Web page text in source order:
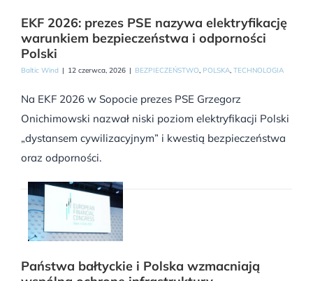
EKF 2026: prezes PSE nazywa elektryfikację
warunkiem bezpieczeństwa i odporności
Polski
Baltic Wind | 12 czerwca, 2026 | BEZPIECZEŃSTWO, POLSKA, TECHNOLOGIA
Na EKF 2026 w Sopocie prezes PSE Grzegorz
Onichimowski nazwał niski poziom elektryfikacji Polski
„dystansem cywilizacyjnym” i kwestią bezpieczeństwa
oraz odporności.
Państwa bałtyckie i Polska wzmacniają